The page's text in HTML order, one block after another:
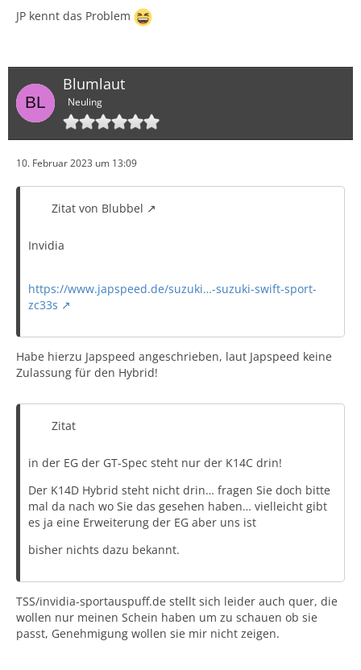
JP kennt das Problem
Blumlaut
Neuling
10. Februar 2023 um 13:09
Zitat von Blubbel
Invidia
https://www.japspeed.de/suzuki…-suzuki-swift-sport-
zc33s
Habe hierzu Japspeed angeschrieben, laut Japspeed keine
Zulassung für den Hybrid!
Zitat
in der EG der GT-Spec steht nur der K14C drin!
Der K14D Hybrid steht nicht drin… fragen Sie doch bitte
mal da nach wo Sie das gesehen haben… vielleicht gibt
es ja eine Erweiterung der EG aber uns ist
bisher nichts dazu bekannt.
TSS/invidia-sportauspuff.de stellt sich leider auch quer, die
wollen nur meinen Schein haben um zu schauen ob sie
passt, Genehmigung wollen sie mir nicht zeigen.